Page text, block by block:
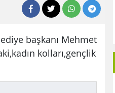
başkanı Mehmet
kolları,gençlik